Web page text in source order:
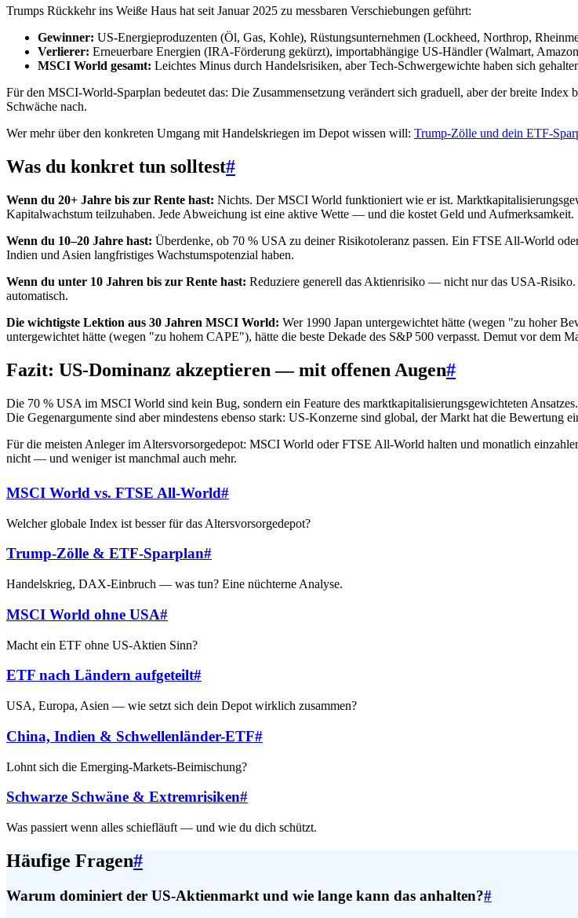
Trumps Rückkehr ins Weiße Haus hat seit Januar 2025 zu messbaren Verschiebungen geführt:
Gewinner: US-Energieproduzenten (Öl, Gas, Kohle), Rüstungsunternehmen (Lockheed, Northrop,
Verlierer: Erneuerbare Energien (IRA-Förderung gekürzt), importabhängige US-Händler (Walmart,
MSCI World gesamt: Leichtes Minus durch Handelsrisiken, aber Tech-Schwergewichte haben sich
Für den MSCI-World-Sparplan bedeutet das: Die Zusammensetzung verändert sich graduell, aber der breite
Schwäche nach.
Wer mehr über den konkreten Umgang mit Handelskriegen im Depot wissen will: Trump-Zölle und dein ETF-
Was du konkret tun solltest#
Wenn du 20+ Jahre bis zur Rente hast: Nichts. Der MSCI World funktioniert wie er ist.
Kapitalwachstum teilzuhaben. Jede Abweichung ist eine aktive Wette — und die kostet Geld und Aufmerksamkeit.
Wenn du 10–20 Jahre hast: Überdenke, ob 70 % USA zu deiner Risikotoleranz passen. Ein FTSE All-World
Indien und Asien langfristiges Wachstumspotenzial haben.
Wenn du unter 10 Jahren bis zur Rente hast: Reduziere generell das Aktienrisiko — nicht nur das USA-Risiko.
automatisch.
Die wichtigste Lektion aus 30 Jahren MSCI World: Wer 1990 Japan untergewichtet hätte (wegen "zu hoher
untergewichtet hätte (wegen "zu hohem CAPE"), hätte die beste Dekade des S&P 500 verpasst. Demut vor dem
Fazit: US-Dominanz akzeptieren — mit offenen Augen#
Die 70 % USA im MSCI World sind kein Bug, sondern ein Feature des marktkapitalisierungsgewichteten
Die Gegenargumente sind aber mindestens ebenso stark: US-Konzerne sind global, der Markt hat die Bewertung
Für die meisten Anleger im Altersvorsorgedepot: MSCI World oder FTSE All-World halten und monatlich
nicht — und weniger ist manchmal auch mehr.
MSCI World vs. FTSE All-World#
Welcher globale Index ist besser für das Altersvorsorgedepot?
Trump-Zölle & ETF-Sparplan#
Handelskrieg, DAX-Einbruch — was tun? Eine nüchterne Analyse.
MSCI World ohne USA#
Macht ein ETF ohne US-Aktien Sinn?
ETF nach Ländern aufgeteilt#
USA, Europa, Asien — wie setzt sich dein Depot wirklich zusammen?
China, Indien & Schwellenländer-ETF#
Lohnt sich die Emerging-Markets-Beimischung?
Schwarze Schwäne & Extremrisiken#
Was passiert wenn alles schiefläuft — und wie du dich schützt.
Häufige Fragen#
Warum dominiert der US-Aktienmarkt und wie lange kann das anhalten?#